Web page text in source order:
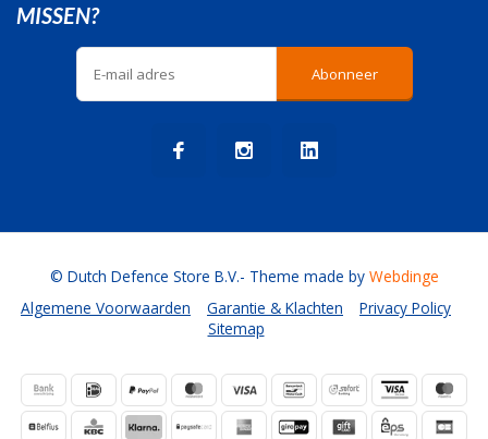
MISSEN?
Abonneer
Algemene Voorwaarden Garantie & Klachten
Privacy Policy
Sitemap
© Dutch Defence Store B.V.- Theme made by Webdinge